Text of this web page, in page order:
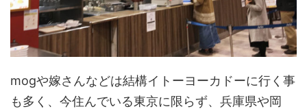
mogや嫁さんなどは結構イトーヨーカドーに行く事
も多く、今住んでいる東京に限らず、兵庫県や岡